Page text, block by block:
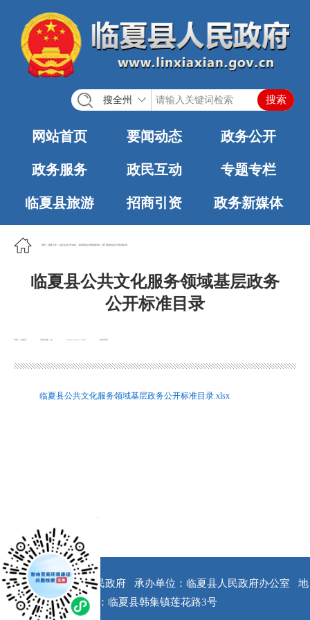
搜全州
网站首页 要闻动态 政务公开
政务服务 政民互动 专题专栏
临夏县旅游 招商引资 政务新媒体
首页 政务公开 法定主动公开内容 政府信息公开标准目录 部门政府信息公开标准目录
临夏县公共文化服务领域基层政务
公开标准目录
来源：文旅局 浏览次数： 发布时间：
2020-11-16 16:26
临夏县公共文化服务领域基层政务公开标准目录.xlsx
版权所有：临夏县人民政府 承办单位：临夏县人民政府办公室
地
址：临夏县韩集镇莲花路3号
x